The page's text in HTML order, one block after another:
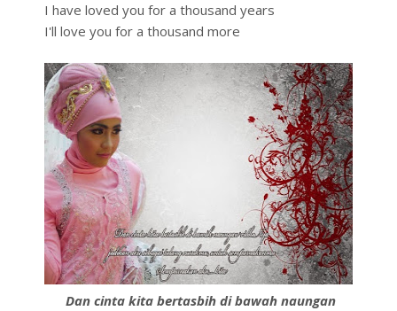
I have loved you for a thousand years
I'll love you for a thousand more
Dan cinta kita bertasbih di bawah naungan